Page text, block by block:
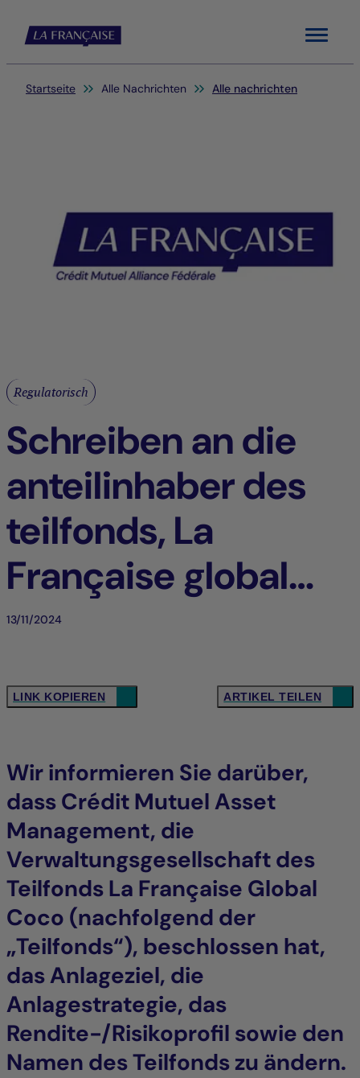
Menu
Sie befinden sich hier:
Startseite Alle Nachrichten Alle nachrichten
Regulatorisch
Schreiben an die
anteilinhaber des
teilfonds, La
Française global
coco“ der sicav la
13/11/2024
LINK KOPIEREN ARTIKEL TEILEN
Wir informieren Sie darüber,
dass Crédit Mutuel Asset
Management, die
Verwaltungsgesellschaft des
Teilfonds La Française Global
Coco (nachfolgend der
„Teilfonds“), beschlossen hat,
das Anlageziel, die
Anlagestrategie, das
Rendite-/Risikoprofil sowie den
Namen des Teilfonds zu ändern.